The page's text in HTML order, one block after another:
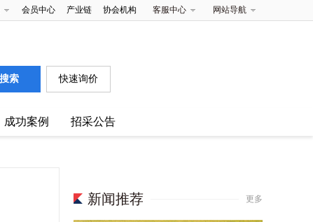
会员中心 产业链 协会机构 客服中心 网站导航
快速询价
成功案例 招采公告
新闻推荐 更多